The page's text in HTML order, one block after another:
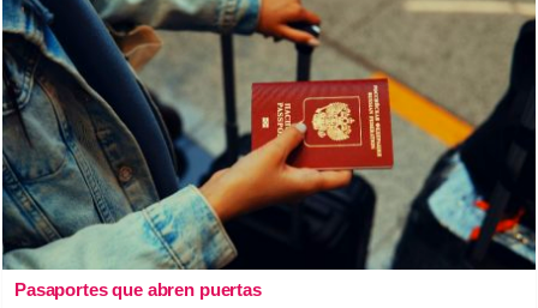
Pasaportes que abren puertas